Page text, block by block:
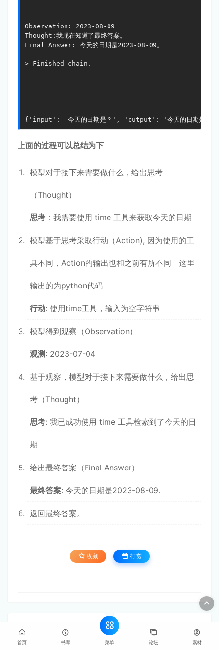
Observation: 2023-08-09
Thought:我现在知道了最终答案。
Final Answer: 今天的日期是2023-08-09。
> Finished chain.
{'input': '今天的日期是？', 'output': '今天的日期是
上面的过程可以总结为下
模型对于接下来需要做什么，给出思考
（Thought）
思考 ：我需要使用 time 工具来获取今天的日期
模型基于思考采取行动（Action), 因为使用的工
具不同，Action的输出也和之前有所不同，这里
输出的为python代码
行动: 使用time工具，输入为空字符串
模型得到观察（Observation）
观测 : 2023-07-04
基于观察，模型对于接下来需要做什么，给出思
考（Thought）
思考: 我已成功使用 time 工具检索到了今天的日
期
给出最终答案（Final Answer）
最终答案: 今天的日期是2023-08-09.
返回最终答案。
收藏 打赏
Ⅲ.6 评估 Ⅳ.1 LangChain
首页 书库 菜单 论坛 素材